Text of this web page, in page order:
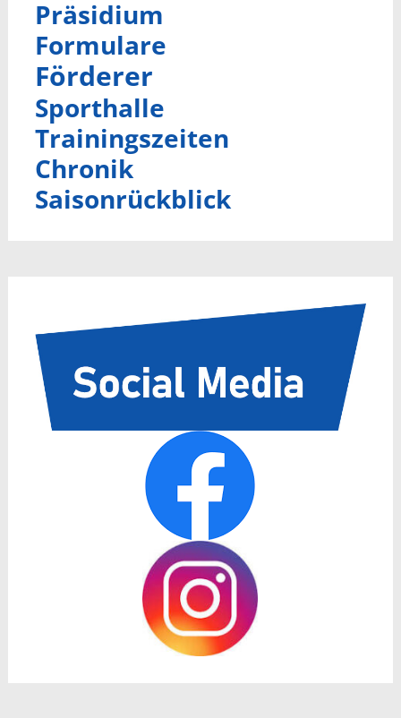
Präsidium
Formulare
Förderer
Sporthalle
Trainingszeiten
Chronik
Saisonrückblick